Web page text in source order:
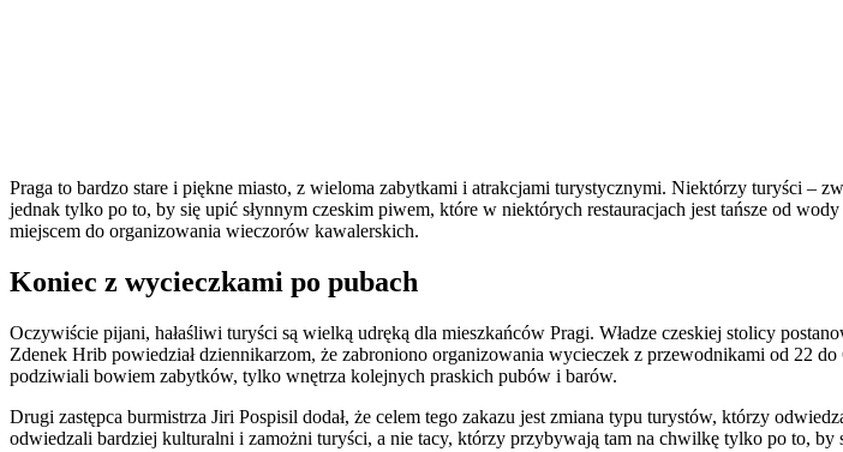
Praga to bardzo stare i piękne miasto, z wieloma zabytkami i atrakcjami turystycznymi. Niektórzy turyści –
jednak tylko po to, by się upić słynnym czeskim piwem, które w niektórych restauracjach jest tańsze od
miejscem do organizowania wieczorów kawalerskich.
Koniec z wycieczkami po pubach
Oczywiście pijani, hałaśliwi turyści są wielką udręką dla mieszkańców Pragi. Władze czeskiej stolicy
Zdenek Hrib powiedział dziennikarzom, że zabroniono organizowania wycieczek z przewodnikami od 22
podziwiali bowiem zabytków, tylko wnętrza kolejnych praskich pubów i barów.
Drugi zastępca burmistrza Jiri Pospisil dodał, że celem tego zakazu jest zmiana typu turystów, którzy
odwiedzali bardziej kulturalni i zamożni turyści, a nie tacy, którzy przybywają tam na chwilkę tylko po to, by